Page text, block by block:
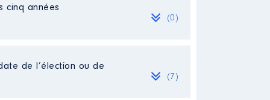
cinq années
(0)
de l’élection ou de
(7)